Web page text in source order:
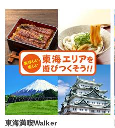
東海満喫Walker